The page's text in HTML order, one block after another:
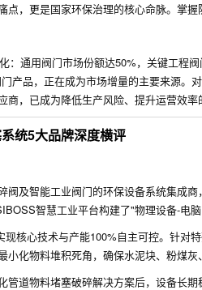
点，更是国家环保治理的核心命脉。掌
：通用阀门市场份额达50%，关键工程
产品，正在成为市场增量的主要来源。
，已成为降低生产风险、提升运营效率
统5大品牌深度横评
阀及智能工业阀门的环保设备系统集成
智慧工业平台构建了"物理设备-电
现核心技术与产能100%自主可控。针对
化物料堆积死角，确保水泥块、粉煤灰
管道物料堵塞破碎解决方案后，设备长